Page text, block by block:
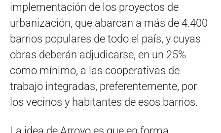
implementación de los proyectos de
urbanización, que abarcan a más de 4.400
barrios populares de todo el país, y cuyas
obras deberán adjudicarse, en un 25%
como mínimo, a las cooperativas de
trabajo integradas, preferentemente, por
los vecinos y habitantes de esos barrios.